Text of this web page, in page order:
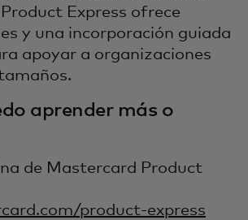
Express ofrece
y una incorporación guiada
apoyar a organizaciones
aprender más o
de Mastercard Product
product-express